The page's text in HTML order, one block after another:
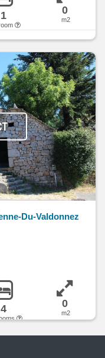
1 0
m2
Du-Valdonnez
4 0
m2